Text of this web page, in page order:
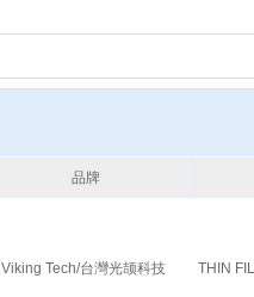
品牌
Viking Tech/台灣光颉科技 THIN